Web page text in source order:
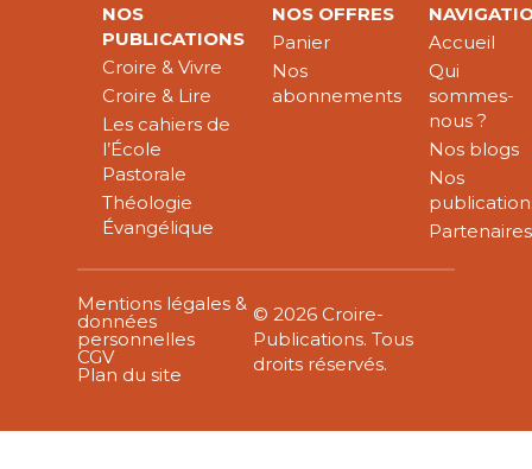
NOS
PUBLICATIONS
Croire & Vivre
Croire & Lire
Les cahiers de
l’École
Pastorale
Théologie
Évangélique
NOS OFFRES
Panier
Nos
abonnements
Accueil
Qui
sommes-
nous ?
Nos blogs
Nos
Partenaires
Mentions légales &
données
personnelles
CGV
Plan du site
© 2026 Croire-
Publications. Tous
droits réservés.